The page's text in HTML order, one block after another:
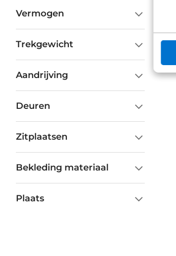
Vermogen
Trekgewicht
Aandrijving
Deuren
Zitplaatsen
Bekleding materiaal
Plaats